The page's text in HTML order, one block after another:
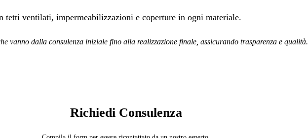
tetti ventilati, impermeabilizzazioni e coperture in ogni materiale.
vanno dalla consulenza iniziale fino alla realizzazione finale, assicurando trasparenza e qualità.
Richiedi Consulenza